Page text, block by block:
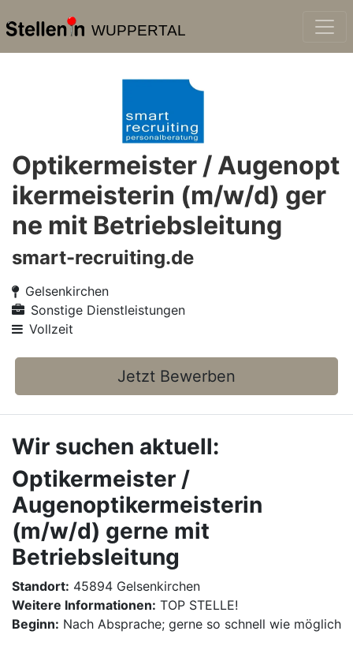
WUPPERTAL
Optikermeister / Augenopt
ikermeisterin (m/w/d) ger
ne mit Betriebsleitung
smart-recruiting.de
Gelsenkirchen
Sonstige Dienstleistungen
Vollzeit
Jetzt Bewerben
Wir suchen aktuell:
Optikermeister /
Augenoptikermeisterin
(m/w/d) gerne mit
Betriebsleitung
Standort: 45894 Gelsenkirchen
Weitere Informationen: TOP STELLE!
Beginn: Nach Absprache; gerne so schnell wie möglich